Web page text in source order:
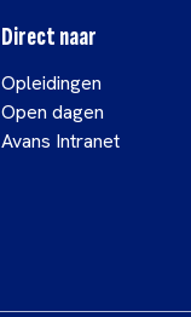
Direct naar
Opleidingen
Open dagen
Avans Intranet